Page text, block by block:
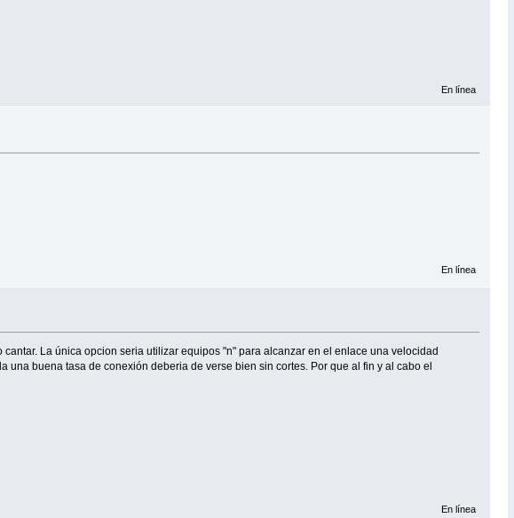
En línea
En línea
La única opcion seria utilizar equipos "n" para alcanzar en el enlace una velocidad
buena tasa de conexión deberia de verse bien sin cortes. Por que al fin y al cabo el
En línea